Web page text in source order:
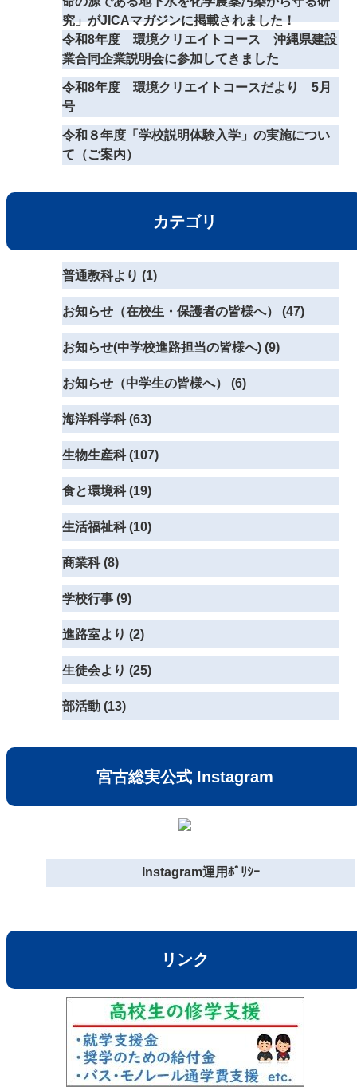
究」がJICAマガジンに掲載されました！
令和8年度 環境クリエイトコース 沖縄県建設
業合同企業説明会に参加してきました
令和8年度 環境クリエイトコースだより 5月
号
令和８年度「学校説明体験入学」の実施につい
て（ご案内）
カテゴリ
普通教科より (1)
お知らせ（在校生・保護者の皆様へ） (47)
お知らせ(中学校進路担当の皆様へ) (9)
お知らせ（中学生の皆様へ） (6)
海洋科学科 (63)
生物生産科 (107)
食と環境科 (19)
生活福祉科 (10)
商業科 (8)
学校行事 (9)
進路室より (2)
生徒会より (25)
部活動 (13)
宮古総実公式 Instagram
Instagram運用ﾎﾟﾘｼｰ
リンク